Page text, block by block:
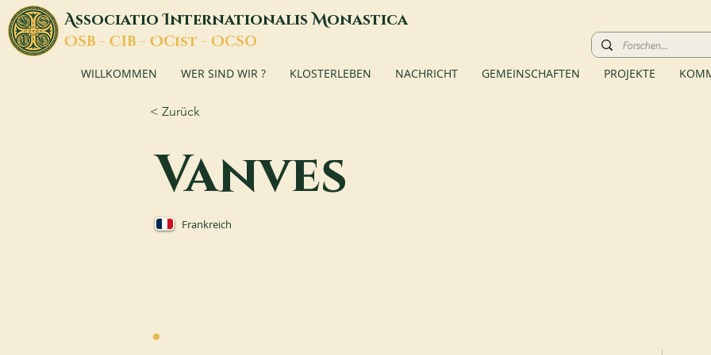
AssociatioInternationalisMonastica
OSB - CIB - OCist - OCSO
WILLKOMMEN WER SIND WIR ? KLOSTERLEBEN NACHRICHT GEMEINSCHAFTEN PROJEKTE
< Zurück
Vanves
Frankreich